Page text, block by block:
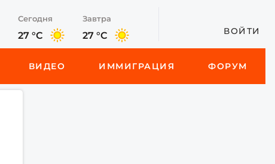
Сегодня
27 °C
Завтра
27 °C ВОЙТИ
ВИДЕО ИММИГРАЦИЯ ФОРУМ